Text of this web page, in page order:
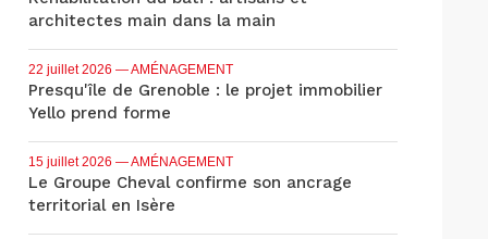
architectes main dans la main
22 juillet 2026 — AMÉNAGEMENT
Presqu'île de Grenoble : le projet immobilier
Yello prend forme
15 juillet 2026 — AMÉNAGEMENT
Le Groupe Cheval confirme son ancrage
territorial en Isère